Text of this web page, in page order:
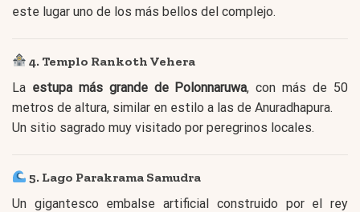
este lugar uno de los más bellos del complejo.
4. Templo Rankoth Vehera
La estupa más grande de Polonnaruwa, con más de 50
metros de altura, similar en estilo a las de Anuradhapura.
Un sitio sagrado muy visitado por peregrinos locales.
5. Lago Parakrama Samudra
Un gigantesco embalse artificial construido por el rey